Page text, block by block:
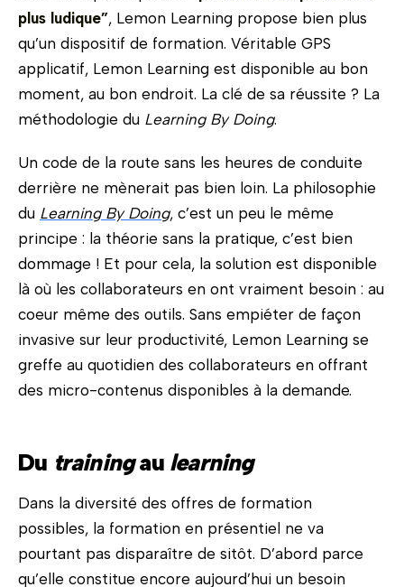
plus ludique”, Lemon Learning propose bien plus
qu’un dispositif de formation. Véritable GPS
applicatif, Lemon Learning est disponible au bon
moment, au bon endroit. La clé de sa réussite ? La
méthodologie du Learning By Doing.
Un code de la route sans les heures de conduite
derrière ne mènerait pas bien loin. La philosophie
du Learning By Doing, c’est un peu le même
principe : la théorie sans la pratique, c’est bien
dommage ! Et pour cela, la solution est disponible
là où les collaborateurs en ont vraiment besoin : au
coeur même des outils. Sans empiéter de façon
invasive sur leur productivité, Lemon Learning se
greffe au quotidien des collaborateurs en offrant
des micro-contenus disponibles à la demande.
Du trainingau learning
Dans la diversité des offres de formation
possibles, la formation en présentiel ne va
pourtant pas disparaître de sitôt. D’abord parce
qu’elle constitue encore aujourd’hui un besoin